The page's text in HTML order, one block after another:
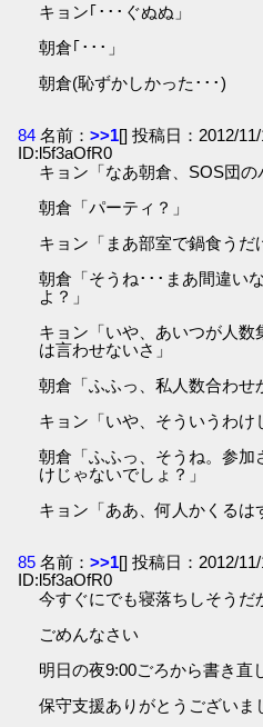
キョン｢･･･ぐぬぬ」
朝倉｢･･･」
朝倉(恥ずかしかった･･･)
84 名前：>>1[] 投稿日：2012/
ID:l5f3aOfR0
キョン「なあ朝倉、SOS団の
朝倉「パーティ？」
キョン「まあ部室で鍋食うだ
朝倉「そうね･･･まあ間違い
よ？」
キョン「いや、あいつが人
は言わせないさ」
朝倉「ふふっ、私人数合わせ
キョン「いや、そういうわけ
朝倉「ふふっ、そうね。参
けじゃないでしょ？」
キョン「ああ、何人かくるは
85 名前：>>1[] 投稿日：2012/
ID:l5f3aOfR0
今すぐにでも寝落ちしそうだ
ごめんなさい
明日の夜9:00ごろから書き直
保守支援ありがとうございま